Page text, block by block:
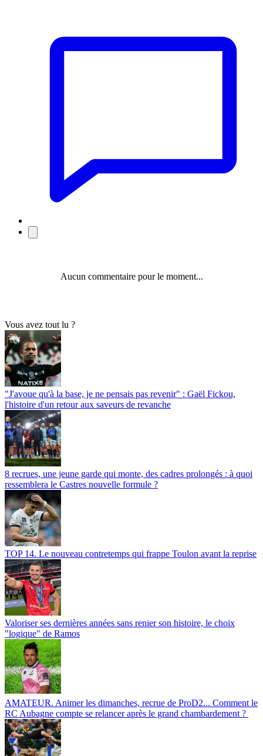
Aucun commentaire pour le moment...
Vous avez tout lu ?
"J'avoue qu'à la base, je ne pensais pas revenir" : Gaël Fickou,
l'histoire d'un retour aux saveurs de revanche
8 recrues, une jeune garde qui monte, des cadres prolongés : à quoi
ressemblera le Castres nouvelle formule ?
TOP 14. Le nouveau contretemps qui frappe Toulon avant la reprise
Valoriser ses dernières années sans renier son histoire, le choix
"logique" de Ramos
AMATEUR. Animer les dimanches, recrue de ProD2... Comment le
RC Aubagne compte se relancer après le grand chambardement ?